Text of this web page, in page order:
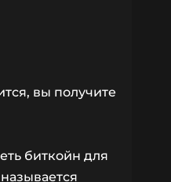
вы получите
биткойн для